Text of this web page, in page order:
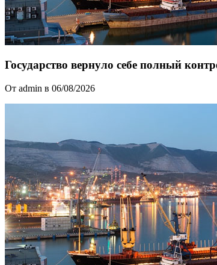
Государство вернуло себе полный
От admin в 06/08/2026